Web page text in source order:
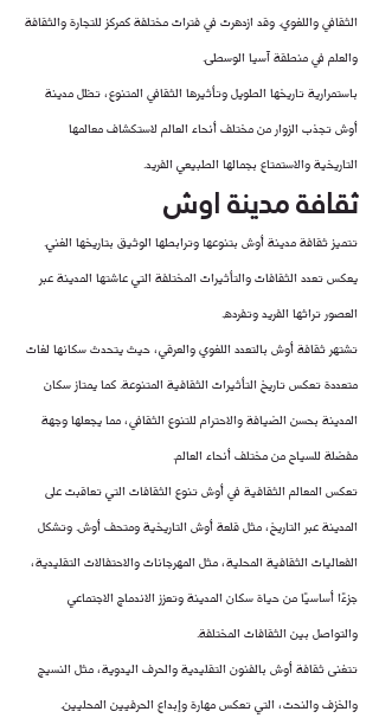
الثقافي واللغوي. وقد ازدهرت في فترات مختلفة كمركز للتجارة والثقافة
والعلم في منطقة آسيا الوسطى.
باستمرارية تاريخها الطويل وتأثيرها الثقافي المتنوع، تظل مدينة
أوش تجذب الزوار من مختلف أنحاء العالم لاستكشاف معالمها
التاريخية والاستمتاع بجمالها الطبيعي الفريد.
ثقافة مدينة اوش
تتميز ثقافة مدينة أوش بتنوعها وترابطها الوثيق بتاريخها الغني.
يعكس تعدد الثقافات والتأثيرات المختلفة التي عاشتها المدينة عبر
العصور تراثها الفريد وتفرده.
تشتهر ثقافة أوش بالتعدد اللغوي والعرقي، حيث يتحدث سكانها لغات
متعددة تعكس تاريخ التأثيرات الثقافية المتنوعة. كما يمتاز سكان
المدينة بحسن الضيافة والاحترام للتنوع الثقافي، مما يجعلها وجهة
مفضلة للسياح من مختلف أنحاء العالم.
تعكس المعالم الثقافية في أوش تنوع الثقافات التي تعاقبت على
المدينة عبر التاريخ، مثل قلعة أوش التاريخية ومتحف أوش. وتشكل
الفعاليات الثقافية المحلية، مثل المهرجانات والاحتفالات التقليدية،
جزءًا أساسيًا من حياة سكان المدينة وتعزز الاندماج الاجتماعي
والتواصل بين الثقافات المختلفة.
تتغنى ثقافة أوش بالفنون التقليدية والحرف اليدوية، مثل النسيج
والخزف والنحت، التي تعكس مهارة وإبداع الحرفيين المحليين.